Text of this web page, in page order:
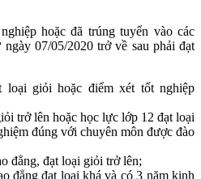
hoặc đã trúng tuyển vào các
07/05/2020 trở về sau phải đạt
giỏi hoặc điểm xét tốt nghiệp
trở lên hoặc học lực lớp 12 đạt loại
đúng với chuyên môn được đào
đẳng, đạt loại giỏi trở lên;
đẳng đạt loại khá và có 3 năm kinh